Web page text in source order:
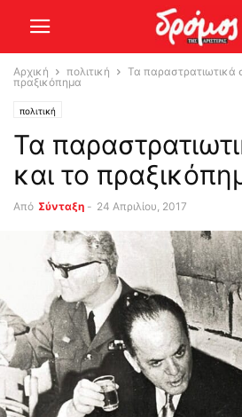
Αρχική πολιτική
Τα παραστρατιωτικά
πραξικόπημα
πολιτική
Τα
και το
Από Σύνταξη - 24 Απριλίου, 2017